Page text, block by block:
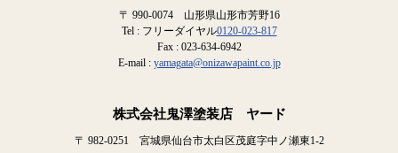
〒 990-0074 山形県山形市芳野16
Tel : フリーダイヤル0120-023-817
Fax : 023-634-6942
E-mail : yamagata@onizawapaint.co.jp
株式会社鬼澤塗装店 ヤード
〒 982-0251 宮城県仙台市太白区茂庭字中ノ瀬東1-2